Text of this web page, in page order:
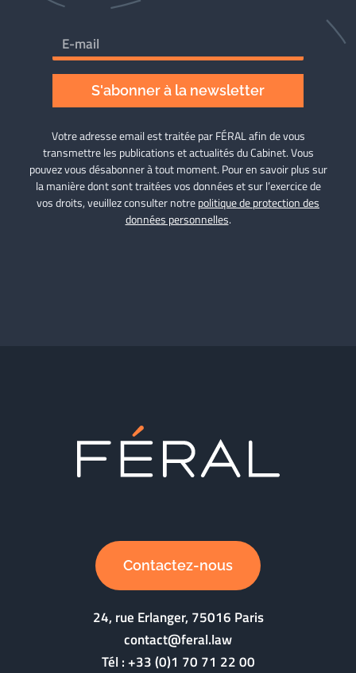
S'abonner à la newsletter
Votre adresse email est traitée par FÉRAL afin de vous
transmettre les publications et actualités du Cabinet. Vous
pouvez vous désabonner à tout moment. Pour en savoir plus sur
la manière dont sont traitées vos données et sur l’exercice de
vos droits, veuillez consulter notrepolitique de protection des
données personnelles.
Contactez-nous
24, rue Erlanger, 75016 Paris
contact@feral.law
Tél :+33 (0)1 70 71 22 00